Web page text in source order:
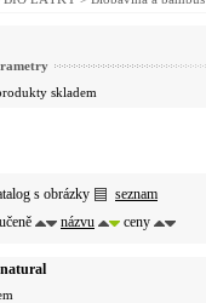
skladem
s obrázky seznam
názvu ceny